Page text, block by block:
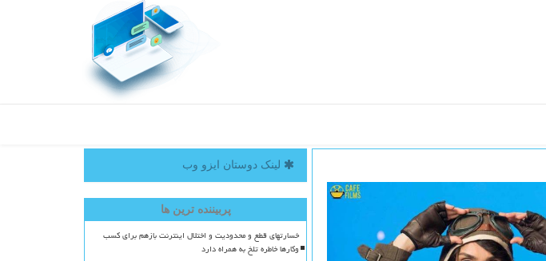
لینک دوستان ایزو وب
پربیننده ترین ها
خسارتهای قطع و محدودیت و اختلال اینترنت بازهم برای کسب
وکارها خاطره تلخ به همراه دارد